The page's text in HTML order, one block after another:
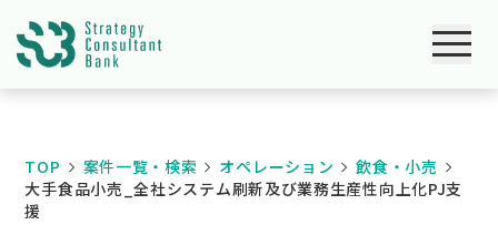
TOP 案件一覧・検索 オペレーション
飲食・小売
大手食品小売_全社システム刷新及び業務生産性向上化PJ支
援